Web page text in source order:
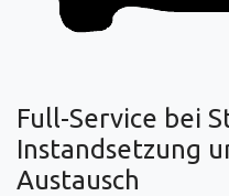
Full-Service bei
Instandsetzung
Austausch